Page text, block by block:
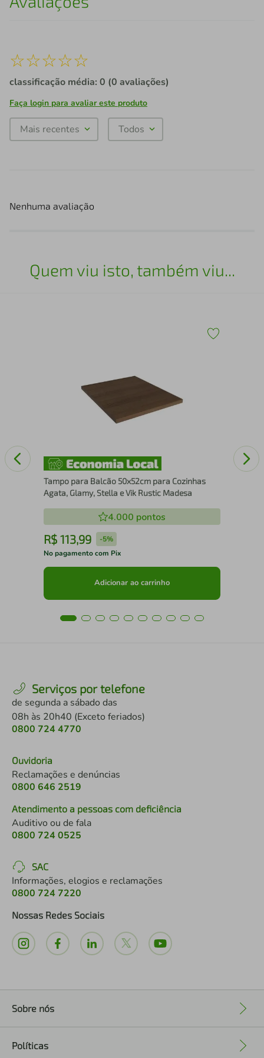
☆☆☆☆☆
classificação média: 0 (0 avaliações)
Faça login para avaliar este produto
Mais recentes Todos
Nenhuma avaliação
Quem viu isto, também viu...
Tampo para Balcão 50x52cm para Cozinhas
Agata, Glamy, Stella e Vik Rustic Madesa
4.000 pontos
R$ 113,99 -5%
No pagamento com Pix
Adicionar ao carrinho
Serviços por telefone
de segunda a sábado das
08h às 20h40 (Exceto feriados)
0800 724 4770
Ouvidoria
Reclamações e denúncias
0800 646 2519
Atendimento a pessoas com deficiência
Auditivo ou de fala
0800 724 0525
SAC
Informações, elogios e reclamações
0800 724 7220
Nossas Redes Sociais
Sobre nós
Políticas